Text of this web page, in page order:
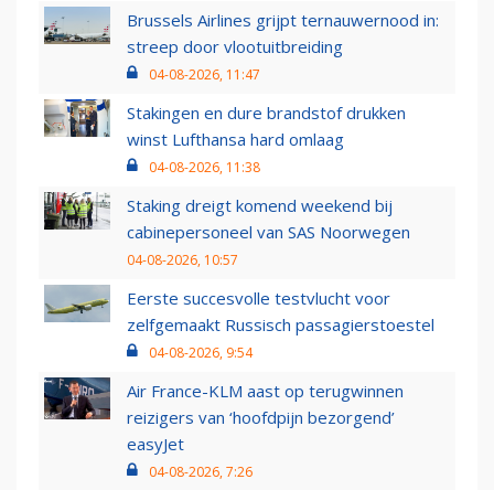
Brussels Airlines grijpt ternauwernood in:
streep door vlootuitbreiding
04-08-2026, 11:47
Stakingen en dure brandstof drukken
winst Lufthansa hard omlaag
04-08-2026, 11:38
Staking dreigt komend weekend bij
cabinepersoneel van SAS Noorwegen
04-08-2026, 10:57
Eerste succesvolle testvlucht voor
zelfgemaakt Russisch passagierstoestel
04-08-2026, 9:54
Air France-KLM aast op terugwinnen
reizigers van ‘hoofdpijn bezorgend’
easyJet
04-08-2026, 7:26